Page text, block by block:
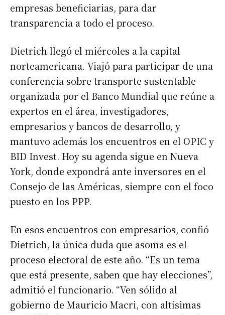
empresas beneficiarias, para dar
transparencia a todo el proceso.
Dietrich llegó el miércoles a la capital
norteamericana. Viajó para participar de una
conferencia sobre transporte sustentable
organizada por el Banco Mundial que reúne a
expertos en el área, investigadores,
empresarios y bancos de desarrollo, y
mantuvo además los encuentros en el OPIC y
BID Invest. Hoy su agenda sigue en Nueva
York, donde expondrá ante inversores en el
Consejo de las Américas, siempre con el foco
puesto en los PPP.
En esos encuentros con empresarios, confió
Dietrich, la única duda que asoma es el
proceso electoral de este año. “Es un tema
que está presente, saben que hay elecciones”,
admitió el funcionario. “Ven sólido al
gobierno de Mauricio Macri, con altísimas